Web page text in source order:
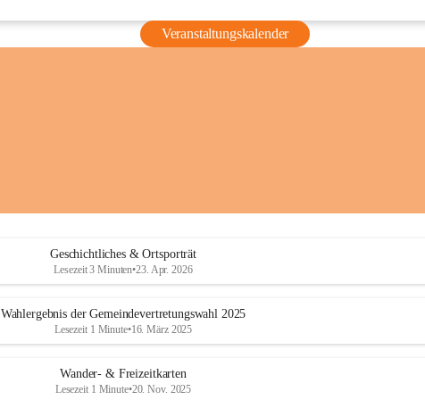
Veranstaltungskalender
Geschichtliches & Ortsporträt
Lesezeit 3 Minuten•23. Apr. 2026
Wahlergebnis der Gemeindevertretungswahl 2025
Lesezeit 1 Minute•16. März 2025
Wander- & Freizeitkarten
Lesezeit 1 Minute•20. Nov. 2025